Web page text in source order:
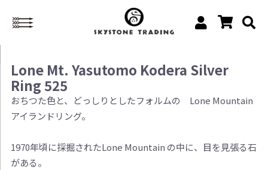
Lone Mt. Yasutomo Kodera Silver
Ring 525
おちつた色と、どっしりとしたフォルムの Lone Mountain
アイランドリング。
1970年頃に採掘されたLone Mountain の中に、目を見張る石
がある。